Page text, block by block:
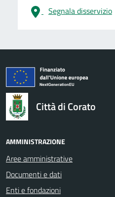
Segnala disservizio
logo Unione Europea
Città di Corato
AMMINISTRAZIONE
Aree amministrative
Documenti e dati
Enti e fondazioni